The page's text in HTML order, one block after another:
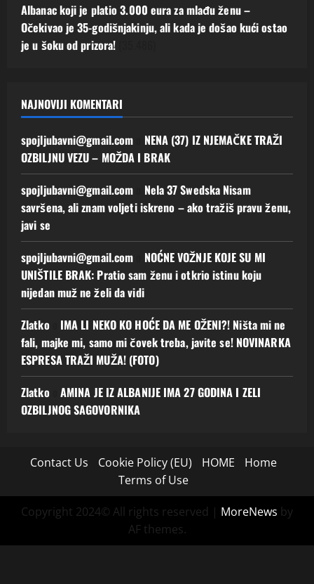
Albanac koji je platio 3.000 eura za mlađu ženu –
Očekivao je 35-godišnjakinju, ali kada je došao kući ostao
je u šoku od prizora!
NAJNOVIJI KOMENTARI
spojljubavni@gmail.com
NENA (37) IZ NJEMAČKE TRAŽI
OZBILJNU VEZU – MOŽDA I BRAK
spojljubavni@gmail.com
Nela 37 Swedska Nisam
savršena, ali znam voljeti iskreno – ako tražiš pravu ženu,
javi se
spojljubavni@gmail.com
NOĆNE VOŽNJE KOJE SU MI
UNIŠTILE BRAK: Pratio sam ženu i otkrio istinu koju
nijedan muž ne želi da vidi
Zlatko
IMA LI NEKO KO HOĆE DA ME OŽENI?! Ništa mi ne
fali, majke mi, samo mi čovek treba, javite se! NOVINARKA
ESPRESA TRAŽI MUŽA! (FOTO)
Zlatko
AMINA JE IZ ALBANIJE IMA 27 GODINA I ZELI
OZBILJNOG SAGOVORNIKA
Contact Us Cookie Policy (EU) HOME
Home
Terms of Use
Copyright 2024© All rights reserved | MoreNews by
AF themes.